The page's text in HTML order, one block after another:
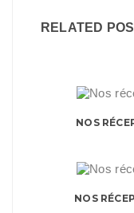
RELATED
NOS
NOS